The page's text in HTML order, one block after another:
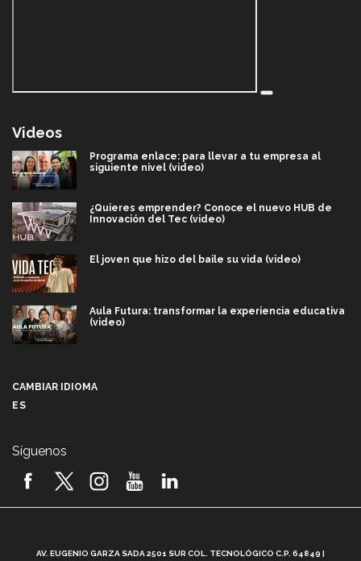
Videos
Programa enlace: para llevar a tu empresa al
siguiente nivel (video)
¿Quieres emprender? Conoce el nuevo HUB de
Innovación del Tec (video)
El joven que hizo del baile su vida (video)
Aula Futura: transformar la experiencia educativa
(video)
2026! (video)
CAMBIAR IDIOMA
ES
Síguenos
AV. EUGENIO GARZA SADA 2501 SUR COL. TECNOLÓGICO C.P. 64849 |